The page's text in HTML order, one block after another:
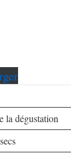
la dégustation